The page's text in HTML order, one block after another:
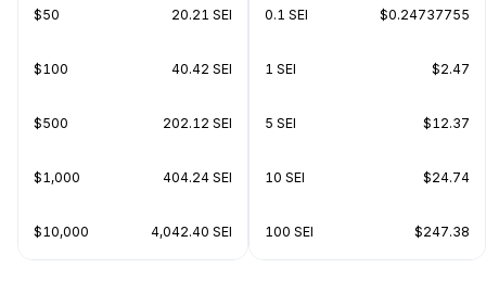
$50 20.21 SEI
$100 40.42 SEI
$500 202.12 SEI
$1,000 404.24 SEI
$10,000 4,042.40 SEI
0.1 SEI $0.24737755
1 SEI $2.47
5 SEI $12.37
10 SEI $24.74
100 SEI $247.38